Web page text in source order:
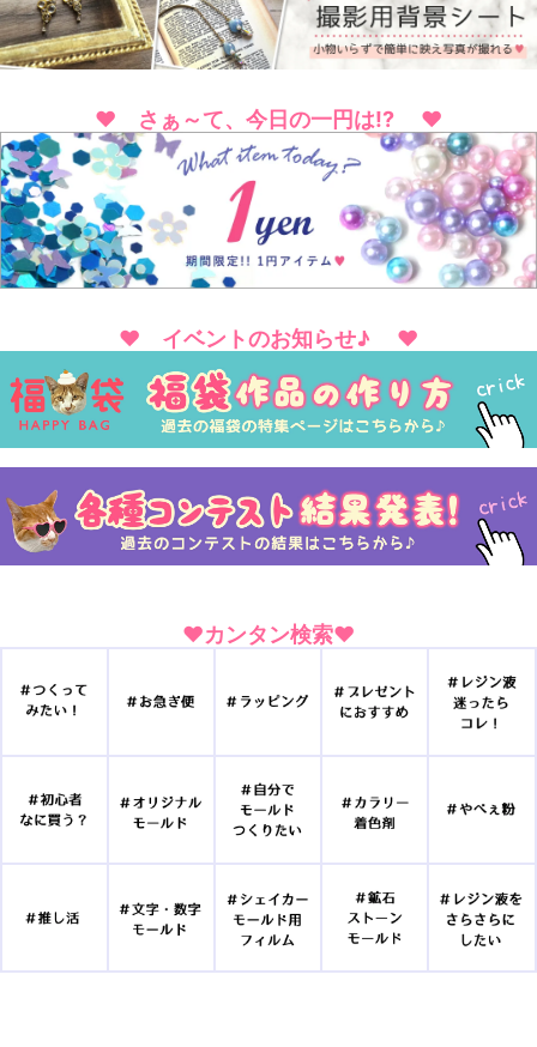
♥ さぁ～て、今日の一円は!? ♥
♥ イベントのお知らせ♪ ♥
♥カンタン検索♥